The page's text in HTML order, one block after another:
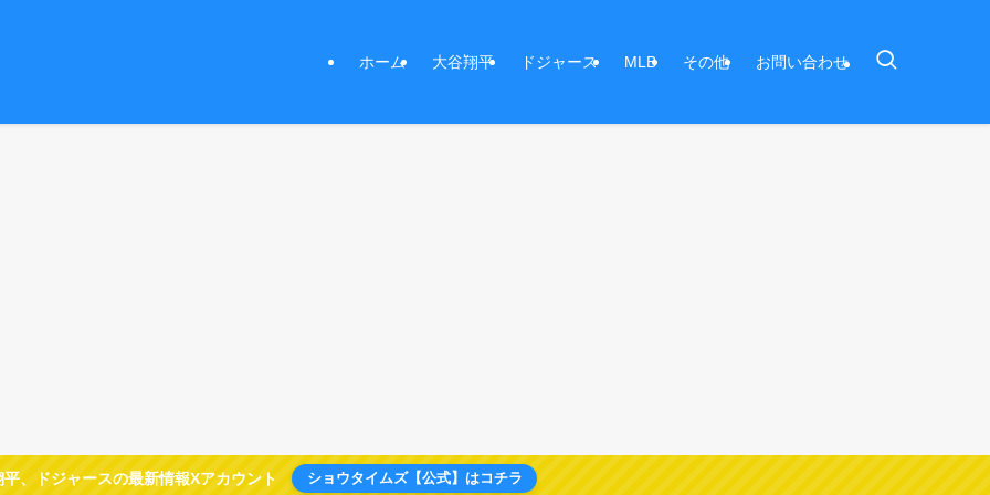
ホーム 大谷翔平 ドジャース MLB その他 お問い合わせ
平、ドジャースの最新情報Xアカウント ショウタイムズ【公式】はコチラ